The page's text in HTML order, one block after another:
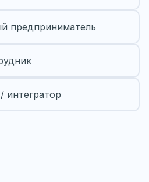
предприниматель
интегратор